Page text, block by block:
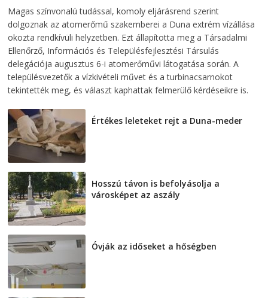
Magas színvonalú tudással, komoly eljárásrend szerint
dolgoznak az atomerőmű szakemberei a Duna extrém vízállása
okozta rendkívüli helyzetben. Ezt állapította meg a Társadalmi
Ellenőrző, Információs és Településfejlesztési Társulás
delegációja augusztus 6-i atomerőművi látogatása során. A
településvezetők a vízkivételi művet és a turbinacsarnokot
tekintették meg, és választ kaphattak felmerülő kérdéseikre is.
Értékes leleteket rejt a Duna-meder
Hosszú távon is befolyásolja a
városképet az aszály
Óvják az időseket a hőségben